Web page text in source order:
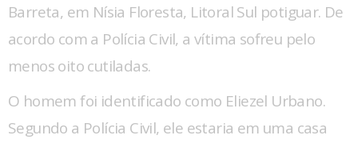
Barreta, em Nísia Floresta, Litoral Sul potiguar. De
acordo com a Polícia Civil, a vítima sofreu pelo
menos oito cutiladas.
O homem foi identificado como Eliezel Urbano.
Segundo a Polícia Civil, ele estaria em uma casa